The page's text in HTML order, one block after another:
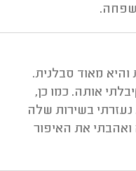
והיא מאוד סבלנית.
אותה. כמו כן,
נעזרתי בשירות שלה
את האיפור